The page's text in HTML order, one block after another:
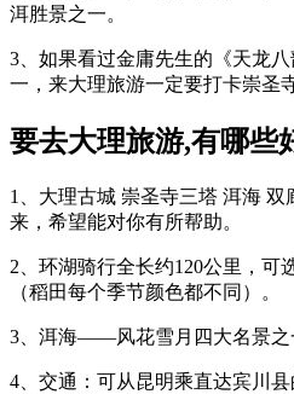
洱胜景之一。
3、如果看过金庸先生的《天龙
一，来大理旅游一定要打卡崇圣
要去大理旅游,有哪些
1、大理古城 崇圣寺三塔 洱海
来，希望能对你有所帮助。
2、环湖骑行全长约120公里，可
（稻田每个季节颜色都不同）。
3、洱海——风花雪月四大名景之
4、交通：可从昆明乘直达宾川